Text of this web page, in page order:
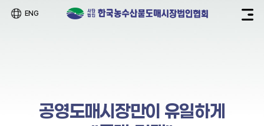
ENG
공영도매시장만이 유일하게